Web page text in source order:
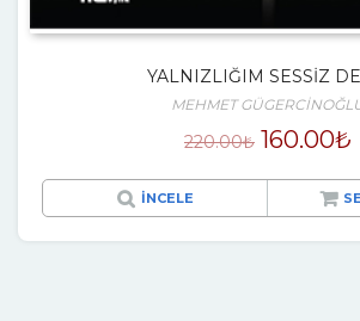
YALNIZLIĞIM SESSİZ
MEHMET
220.00₺ 160.00₺
İNCELE